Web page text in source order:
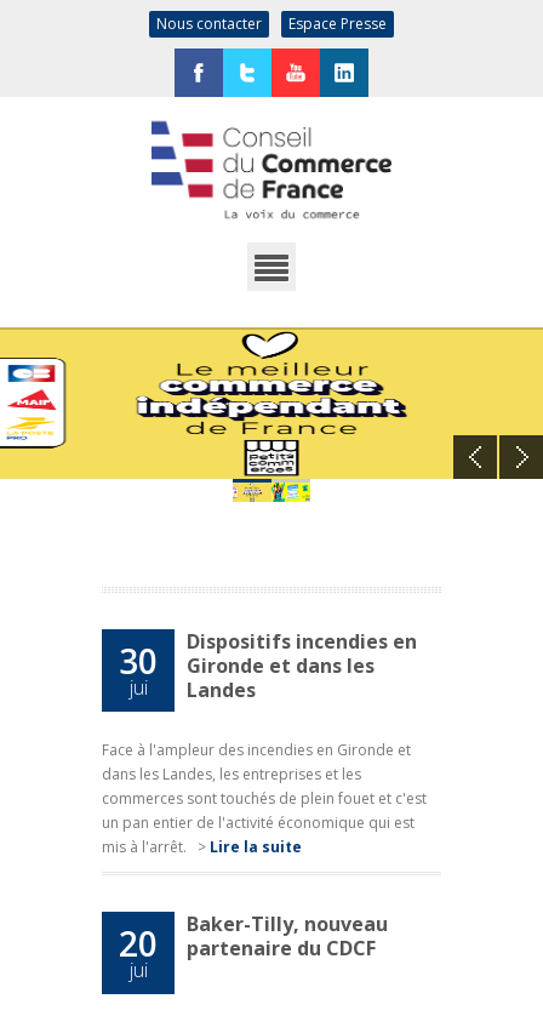
Nous contacter Espace Presse
30
jui
Dispositifs incendies en
Gironde et dans les
Landes
Face à l'ampleur des incendies en Gironde et
dans les Landes, les entreprises et les
commerces sont touchés de plein fouet et c'est
un pan entier de l'activité économique qui est
mis à l'arrêt.
> Lire la suite
20
jui
Baker-Tilly, nouveau
partenaire du CDCF